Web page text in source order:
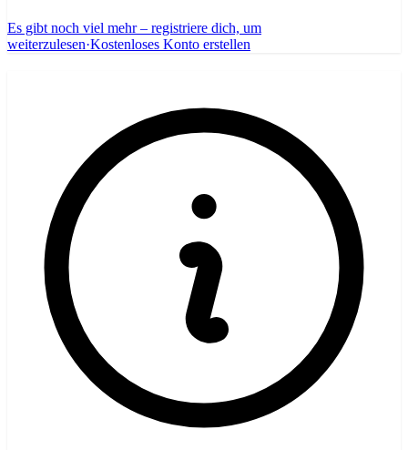
Es gibt noch viel mehr – registriere dich, um
weiterzulesen·Kostenloses Konto erstellen